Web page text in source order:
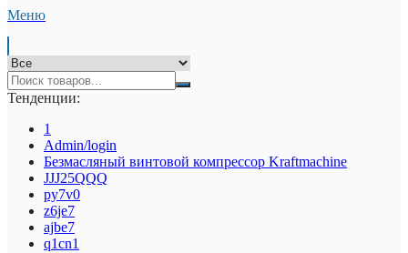
Меню
Тенденции:
1
Admin/login
Безмасляный винтовой компрессор Kraftmaсhine
JJJ25QQQ
py7v0
z6je7
ajbe7
q1cn1